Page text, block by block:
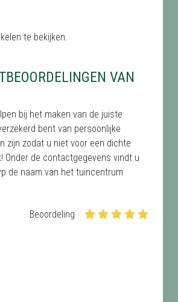
te bekijken.
VAN
bij het maken van de juiste
bent van persoonlijke
zijn zodat u niet voor een dichte
Onder de contactgegevens vindt u
de naam van het tuincentrum
Beoordeling